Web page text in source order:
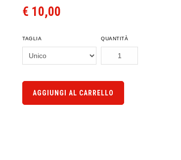
€ 10,00
TAGLIA QUANTITÀ
AGGIUNGI AL CARRELLO